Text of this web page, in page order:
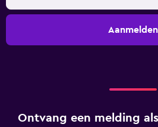
Aanmelden
Ontvang een melding